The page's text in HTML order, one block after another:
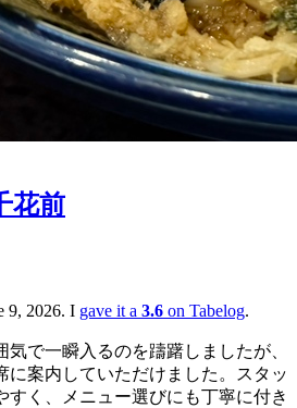
花前
9, 2026. I gave it a 3.6 on Tabelog.
で一瞬入るのを躊躇しましたが、
に案内していただけました。スタッ
すく、メニュー選びにも丁寧に付き